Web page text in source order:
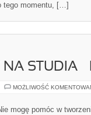
tego momentu, […]
STUDIA
MOŻLIWOŚĆ
mogę pomóc w